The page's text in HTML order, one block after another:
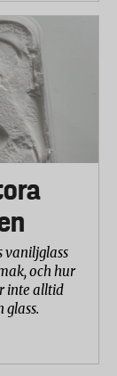
vaniljglass
och hur
inte alltid